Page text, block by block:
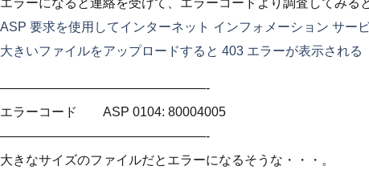
エラーになると連絡を受けて、エラーコードより調査してみる
ASP 要求を使用してインターネット インフォメーション サー
大きいファイルをアップロードすると 403 エラーが表示される
————————————————-
エラーコード ASP 0104: 80004005
————————————————-
大きなサイズのファイルだとエラーになるそうな・・・。